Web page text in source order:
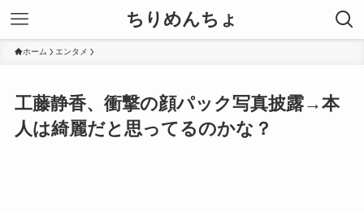
ちりめんちょ
ホーム エンタメ
工藤静香、衝撃の顔パック写真披露→本
人は綺麗だと思ってるのかな？